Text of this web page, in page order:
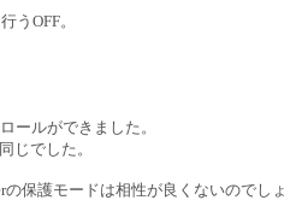
うOFF。
ールができました。
じでした。
保護モードは相性が良くないのでしょ